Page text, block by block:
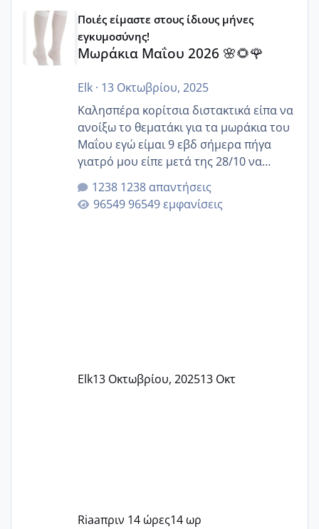
Μωράκια Μαΐου 2026 🌸🌻🌹
Ποιές είμαστε στους ίδιους μήνες
εγκυμοσύνης!
Μωράκια Μαΐου 2026 🌸🌻🌹
Elk· 13 Οκτωβρίου, 2025
Καλησπέρα κορίτσια διστακτικά είπα να
ανοίξω το θεματάκι για τα μωράκια του
Μαΐου εγώ είμαι 9 εβδ σήμερα πήγα
γιατρό μου είπε μετά της 28/10 να
κλείσω ραντεβού για την αυχενική είναι
καμιά άλλη κοπέλα να γεννάει Μάιο ;;
1238 απαντήσεις
96549 εμφανίσεις
Elk13 Οκτωβρίου, 202513 Οκτ
Riaaπριν 14 ώρες14 ωρ